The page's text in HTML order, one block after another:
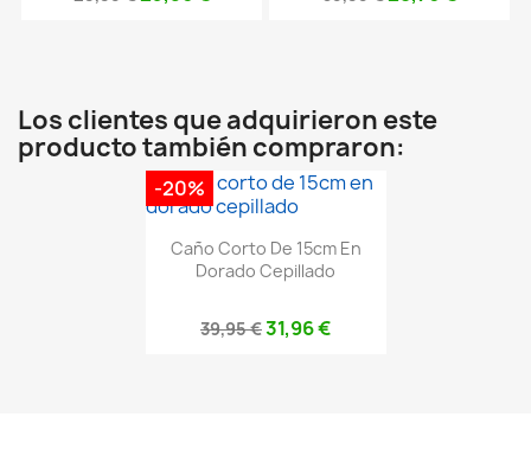
Los clientes que adquirieron este
producto también compraron:
Caño Corto De 15cm En
Dorado Cepillado
39,95 €31,96 €
-20%